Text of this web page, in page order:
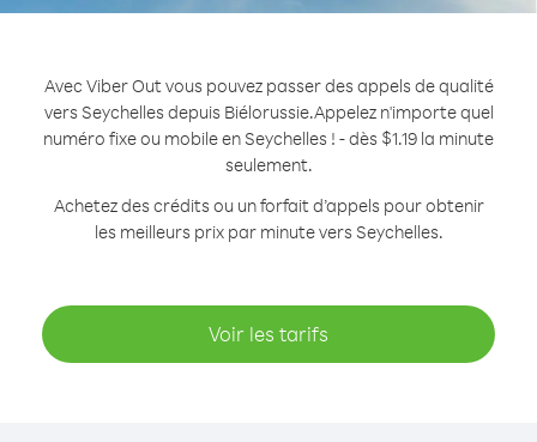
Avec Viber Out vous pouvez passer des appels de qualité
vers Seychelles depuis Biélorussie.Appelez n'importe quel
numéro fixe ou mobile en Seychelles ! - dès $1.19 la minute
seulement.
Achetez des crédits ou un forfait d’appels pour obtenir
les meilleurs prix par minute vers Seychelles.
Voir les tarifs